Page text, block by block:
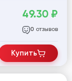
49.30 ₽
0 отзывов
Купить